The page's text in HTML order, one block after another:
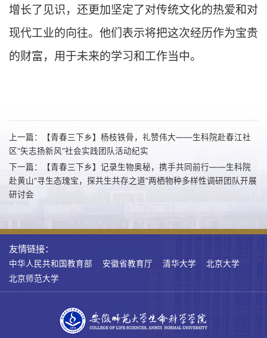
增长了见识，还更加坚定了对传统文化的热爱和对
现代工业的向往。他们表示将把这次经历作为宝贵
的财富，用于未来的学习和工作当中。
上一篇：【青春三下乡】杨枝铁骨，礼赞伟大——生科院赴春江社
区“矢志扬新风”社会实践团队活动纪实
下一篇：【青春三下乡】记录生物奥秘，携手共同前行——生科院
赴黄山“寻生态瑰宝，探共生共存之道”两栖物种多样性调研团队开展
研讨会
友情链接：
中华人民共和国教育部 安徽省教育厅 清华大学
北京大学
北京师范大学